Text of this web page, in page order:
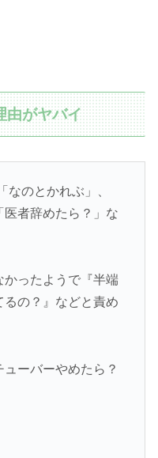
由がヤバイ
なのとかれぶ」、
者辞めたら？」な
かったようで『半端
の？』などと責め
ーバーやめたら？